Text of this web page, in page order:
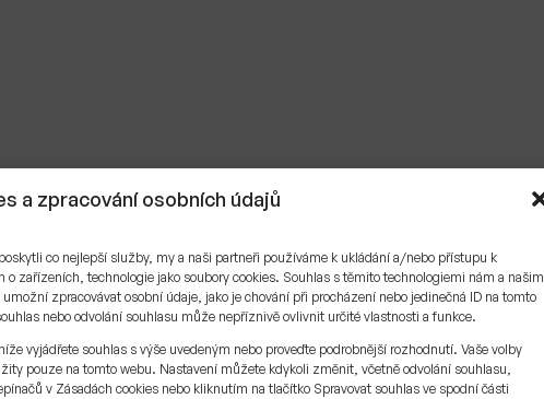
a zpracování osobních údajů
co nejlepší služby, my a naši partneři používáme k ukládání a/nebo přístupu k
o zařízeních, technologie jako soubory cookies. Souhlas s těmito technologiemi nám a našim
zpracovávat osobní údaje, jako je chování při procházení nebo jedinečná ID na tomto
nebo odvolání souhlasu může nepříznivě ovlivnit určité vlastnosti a funkce.
vyjádřete souhlas s výše uvedeným nebo proveďte podrobnější rozhodnutí. Vaše volby
pouze na tomto webu. Nastavení můžete kdykoli změnit, včetně odvolání souhlasu,
v Zásadách cookies nebo kliknutím na tlačítko Spravovat souhlas ve spodní části